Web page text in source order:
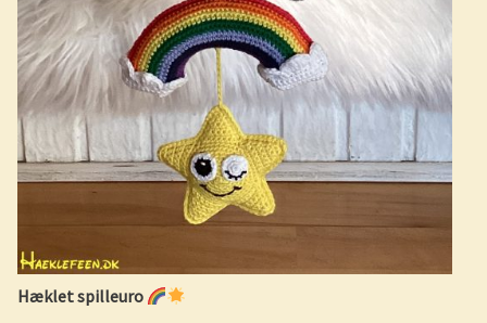
Hæklet spilleuro